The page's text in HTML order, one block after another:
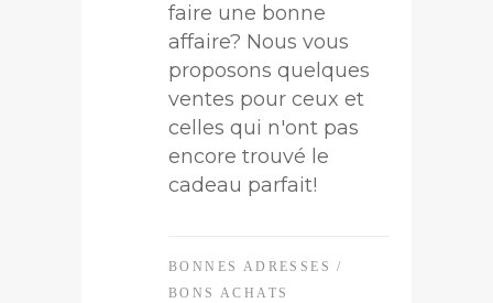
faire une bonne
affaire? Nous vous
proposons quelques
ventes pour ceux et
celles qui n'ont pas
encore trouvé le
cadeau parfait!
BONNES ADRESSES /
BONS ACHATS